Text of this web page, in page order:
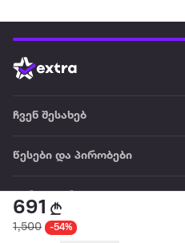
691
1,500 -54%
ჩვენ შესახებ
წესები და პირობები
ტრენდული